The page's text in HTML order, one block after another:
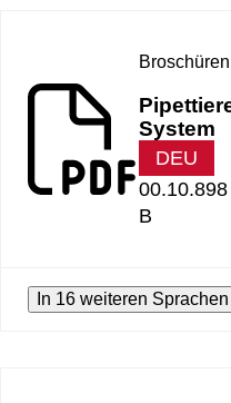
Broschüren
System
DEU
00.10.898
B
In 16 weiteren